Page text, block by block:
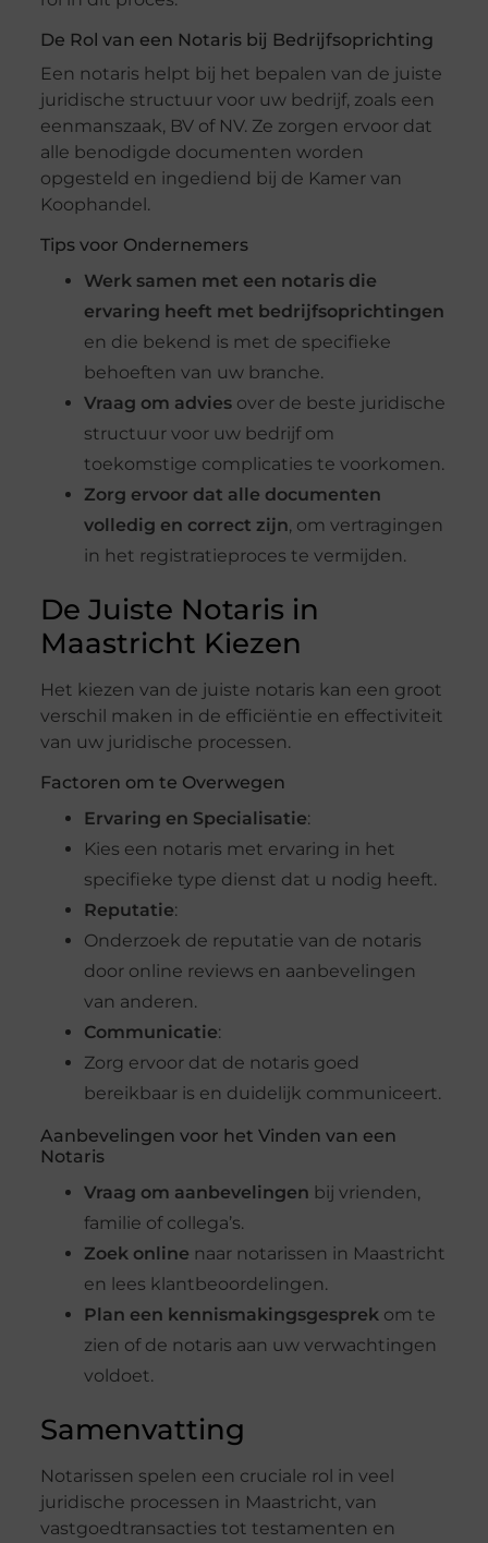
De Rol van een Notaris bij Bedrijfsoprichting
Een notaris helpt bij het bepalen van de juiste
juridische structuur voor uw bedrijf, zoals een
eenmanszaak, BV of NV. Ze zorgen ervoor dat
alle benodigde documenten worden
opgesteld en ingediend bij de Kamer van
Koophandel.
Tips voor Ondernemers
Werk samen met een notaris die
ervaring heeft met bedrijfsoprichtingen
en die bekend is met de specifieke
behoeften van uw branche.
Vraag om adviesover de beste juridische
structuur voor uw bedrijf om
toekomstige complicaties te voorkomen.
Zorg ervoor dat alle documenten
volledig en correct zijn, om vertragingen
in het registratieproces te vermijden.
De Juiste Notaris in
Maastricht Kiezen
Het kiezen van de juiste notaris kan een groot
verschil maken in de efficiëntie en effectiviteit
van uw juridische processen.
Factoren om te Overwegen
Ervaring en Specialisatie:
Kies een notaris met ervaring in het
specifieke type dienst dat u nodig heeft.
Reputatie:
Onderzoek de reputatie van de notaris
door online reviews en aanbevelingen
van anderen.
Communicatie:
Zorg ervoor dat de notaris goed
bereikbaar is en duidelijk communiceert.
Aanbevelingen voor het Vinden van een
Notaris
Vraag om aanbevelingen bij vrienden,
familie of collega’s.
Zoek online naar notarissen in Maastricht
en lees klantbeoordelingen.
Plan een kennismakingsgesprekom te
zien of de notaris aan uw verwachtingen
voldoet.
Samenvatting
Notarissen spelen een cruciale rol in veel
juridische processen in Maastricht, van
vastgoedtransacties tot testamenten en